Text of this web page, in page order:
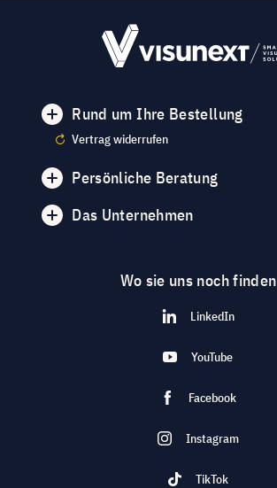
Rund um Ihre Bestellung
Vertrag widerrufen
Persönliche Beratung
Das Unternehmen
Wo sie uns noch finden
LinkedIn
YouTube
Facebook
Instagram
TikTok